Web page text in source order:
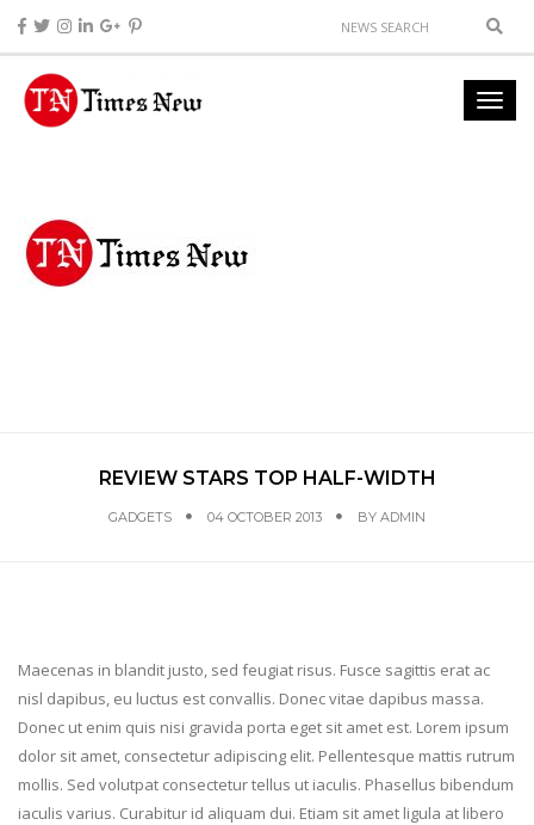
REVIEW STARS TOP HALF-WIDTH
GADGETS 04 OCTOBER 2013 BY ADMIN
Maecenas in blandit justo, sed feugiat risus. Fusce sagittis erat ac
nisl dapibus, eu luctus est convallis. Donec vitae dapibus massa.
Donec ut enim quis nisi gravida porta eget sit amet est. Lorem ipsum
dolor sit amet, consectetur adipiscing elit. Pellentesque mattis rutrum
mollis. Sed volutpat consectetur tellus ut iaculis. Phasellus bibendum
iaculis varius. Curabitur id aliquam dui. Etiam sit amet ligula at libero